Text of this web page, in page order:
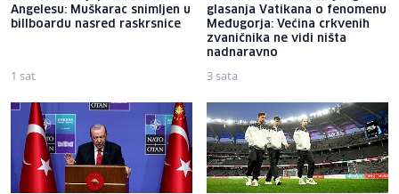
Angelesu: Muškarac snimljen u
billboardu nasred raskrsnice
1 sat
glasanja Vatikana o fenomenu
Međugorja: Većina crkvenih
zvaničnika ne vidi ništa
nadnaravno
3 sata